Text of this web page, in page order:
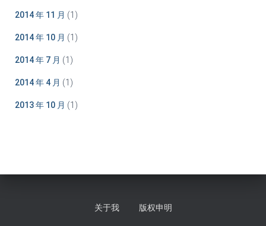
2014 年 11 月 (1)
2014 年 10 月 (1)
2014 年 7 月 (1)
2014 年 4 月 (1)
2013 年 10 月 (1)
关于我 版权申明